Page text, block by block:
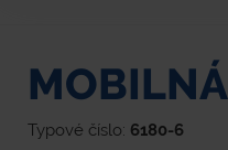
Typové číslo: 6180-6